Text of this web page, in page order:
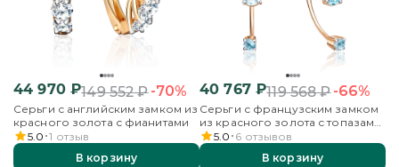
44 970₽149 552₽-70%
Серьги с английским замком из
красного золота с фианитами
5.0 1 отзыв
В корзину
40 767₽119 568₽-66%
Серьги с французским замком
из красного золота с топазами
и бесцветными топазами
5.0 6 отзывов
В корзину